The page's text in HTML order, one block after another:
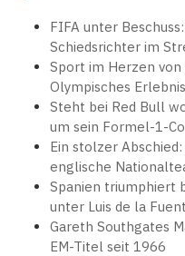
FIFA unter
Schiedsrichter im
Sport im Herzen von
Olympisches Erlebnis
Steht bei Red Bull
um sein Formel-1-
Ein stolzer
englische
Spanien triumphiert
unter Luis de la
Gareth Southgates
EM-Titel seit 1966